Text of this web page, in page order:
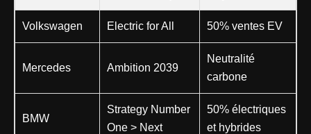
Volkswagen Electric for All 50% ventes EV
Mercedes Ambition 2039
Neutralité
carbone
BMW
Strategy Number
One > Next
50% électriques
et hybrides